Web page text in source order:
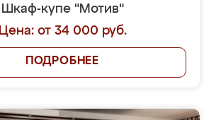
Шкаф-купе "Мотив"
Цена: от 34 000 руб.
ПОДРОБНЕЕ